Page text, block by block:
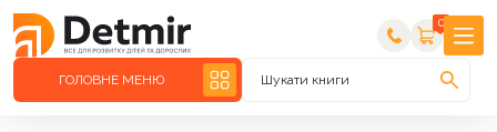
0
ГОЛОВНЕ МЕНЮ Шукати книги